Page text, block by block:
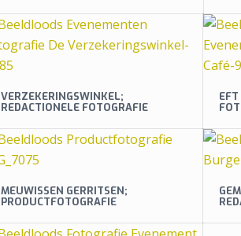
VERZEKERINGSWINKEL;
REDACTIONELE FOTOGRAFIE
MEUWISSEN GERRITSEN;
PRODUCTFOTOGRAFIE